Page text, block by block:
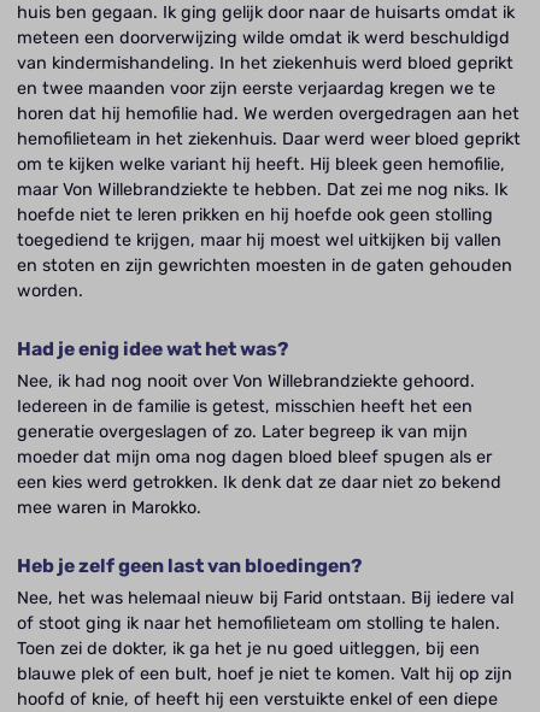
huis ben gegaan. Ik ging gelijk door naar de huisarts omdat ik
meteen een doorverwijzing wilde omdat ik werd beschuldigd
van kindermishandeling. In het ziekenhuis werd bloed geprikt
en twee maanden voor zijn eerste verjaardag kregen we te
horen dat hij hemofilie had. We werden overgedragen aan het
hemofilieteam in het ziekenhuis. Daar werd weer bloed geprikt
om te kijken welke variant hij heeft. Hij bleek geen hemofilie,
maar Von Willebrandziekte te hebben. Dat zei me nog niks. Ik
hoefde niet te leren prikken en hij hoefde ook geen stolling
toegediend te krijgen, maar hij moest wel uitkijken bij vallen
en stoten en zijn gewrichten moesten in de gaten gehouden
worden.
Had je enig idee wat het was?
Nee, ik had nog nooit over Von Willebrandziekte gehoord.
Iedereen in de familie is getest, misschien heeft het een
generatie overgeslagen of zo. Later begreep ik van mijn
moeder dat mijn oma nog dagen bloed bleef spugen als er
een kies werd getrokken. Ik denk dat ze daar niet zo bekend
mee waren in Marokko.
Heb je zelf geen last van bloedingen?
Nee, het was helemaal nieuw bij Farid ontstaan. Bij iedere val
of stoot ging ik naar het hemofilieteam om stolling te halen.
Toen zei de dokter, ik ga het je nu goed uitleggen, bij een
blauwe plek of een bult, hoef je niet te komen. Valt hij op zijn
hoofd of knie, of heeft hij een verstuikte enkel of een diepe